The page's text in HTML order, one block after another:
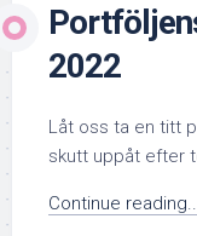
2022
Låt oss ta en titt
skutt uppåt efter
Continue